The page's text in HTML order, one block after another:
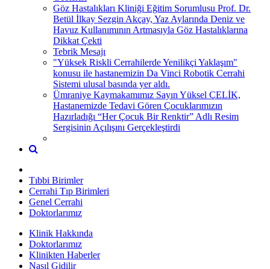
Göz Hastalıkları Kliniği Eğitim Sorumlusu Prof. Dr.
Betül İlkay Sezgin Akçay, Yaz Aylarında Deniz ve
Havuz Kullanımının Artmasıyla Göz Hastalıklarına
Dikkat Çekti
Tebrik Mesajı
"Yüksek Riskli Cerrahilerde Yenilikçi Yaklaşım"
konusu ile hastanemizin Da Vinci Robotik Cerrahi
Sistemi ulusal basında yer aldı.
Ümraniye Kaymakamımız Sayın Yüksel ÇELİK,
Hastanemizde Tedavi Gören Çocuklarımızın
Hazırladığı “Her Çocuk Bir Renktir” Adlı Resim
Sergisinin Açılışını Gerçekleştirdi
Tıbbi Birimler
Cerrahi Tıp Birimleri
Genel Cerrahi
Doktorlarımız
Klinik Hakkında
Doktorlarımız
Klinikten Haberler
Nasıl Gidilir